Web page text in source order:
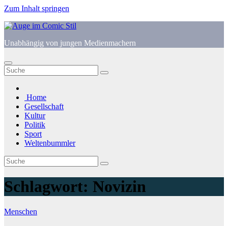
Zum Inhalt springen
Unabhängig von jungen Medienmachern
Home
Gesellschaft
Kultur
Politik
Sport
Weltenbummler
Schlagwort: Novizin
Menschen